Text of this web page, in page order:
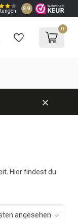
8.9
0
Hier findest du